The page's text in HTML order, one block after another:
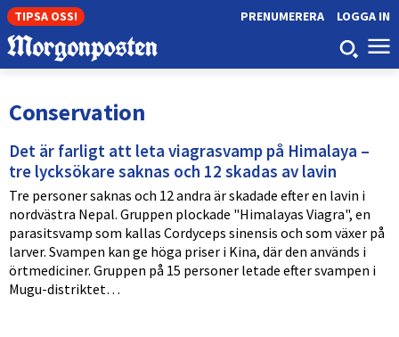
TIPSA OSS! LOGGA IN
PRENUMERERA
Conservation
Det är farligt att leta viagrasvamp på Himalaya –
tre lycksökare saknas och 12 skadas av lavin
Tre personer saknas och 12 andra är skadade efter en lavin i
nordvästra Nepal. Gruppen plockade "Himalayas Viagra", en
parasitsvamp som kallas Cordyceps sinensis och som växer på
larver. Svampen kan ge höga priser i Kina, där den används i
örtmediciner. Gruppen på 15 personer letade efter svampen i
Mugu-distriktet…